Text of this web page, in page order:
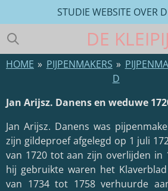
direct
naar
de
hoofdinhoud
DE
STUDIE WEBSITE OVER
HOME » PIJPENMAKERS »
D
Jan Arijsz. Danens en weduwe
Jan Arijsz. Danens was
zijn gildeproef afgelegd op 1 juli
van 1720 tot aan zijn overlijden in
hij gebruikte waren het
van 1734 tot 1758 verhuurde